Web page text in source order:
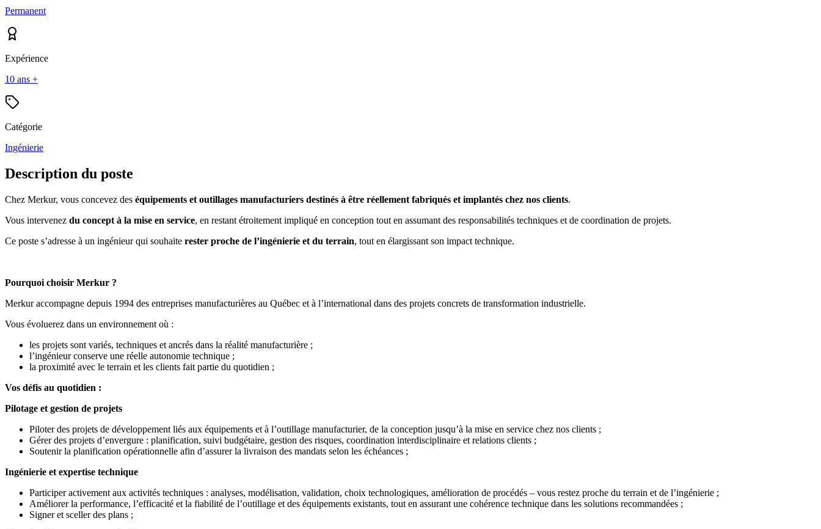
Permanent
Expérience
10 ans +
Catégorie
Ingénierie
Description du poste
Chez Merkur, vous concevez des équipements et outillages manufacturiers destinés à être réellement fabriqués et implantés chez nos clients.
Vous intervenez du concept à la mise en service, en restant étroitement impliqué en conception tout en assumant des responsabilités techniques et de coordination de projets.
Ce poste s’adresse à un ingénieur qui souhaite rester proche de l’ingénierie et du terrain, tout en élargissant son impact technique.
Pourquoi choisir Merkur ?
Merkur accompagne depuis 1994 des entreprises manufacturières au Québec et à l’international dans des projets concrets de transformation industrielle.
Vous évoluerez dans un environnement où :
les projets sont variés, techniques et ancrés dans la réalité manufacturière ;
l’ingénieur conserve une réelle autonomie technique ;
la proximité avec le terrain et les clients fait partie du quotidien ;
Vos défis au quotidien :
Pilotage et gestion de projets
Piloter des projets de développement liés aux équipements et à l’outillage manufacturier, de la conception jusqu’à la mise en service chez nos clients ;
Gérer des projets d’envergure : planification, suivi budgétaire, gestion des risques, coordination interdisciplinaire et relations clients ;
Soutenir la planification opérationnelle afin d’assurer la livraison des mandats selon les échéances ;
Ingénierie et expertise technique
Participer activement aux activités techniques : analyses, modélisation, validation, choix technologiques, amélioration de procédés – vous restez proche du terrain et de l’ingénierie ;
Améliorer la performance, l’efficacité et la fiabilité de l’outillage et des équipements existants, tout en assurant une cohérence technique dans les solutions recommandées ;
Signer et sceller des plans ;